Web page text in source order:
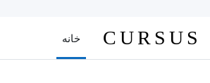
CURSUS خانه